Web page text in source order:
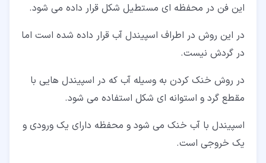
این فن در محفظه ای مستطیل شکل قرار داده می شود.
در این روش در اطراف اسپیندل آب قرار داده شده است اما
در گردش نیست.
در روش خنک کردن به وسیله آب که در اسپیندل هایی با
مقطع گرد و استوانه ای شکل استفاده می شود.
اسپیندل با آب خنک می شود و محفظه دارای یک ورودی و
یک خروجی است.